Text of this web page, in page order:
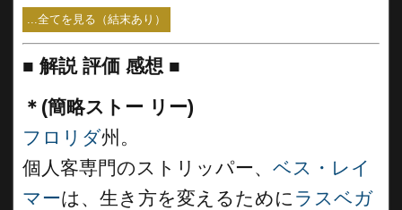
...全てを見る（結末あり）
■ 解説 評価 感想 ■
＊(簡略ストー リー)
フロリダ州。
個人客専門のストリッパー、 ベス・レイ
マーは、生き方を変えるために ラスベガ